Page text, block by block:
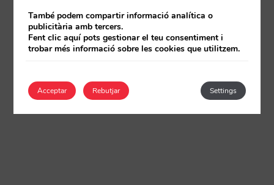
També podem compartir informació analítica o
publicitària amb tercers.
Fent clic aquí pots gestionar el teu consentiment i
trobar més informació sobre les cookies que utilitzem.
Acceptar Settings
Rebutjar